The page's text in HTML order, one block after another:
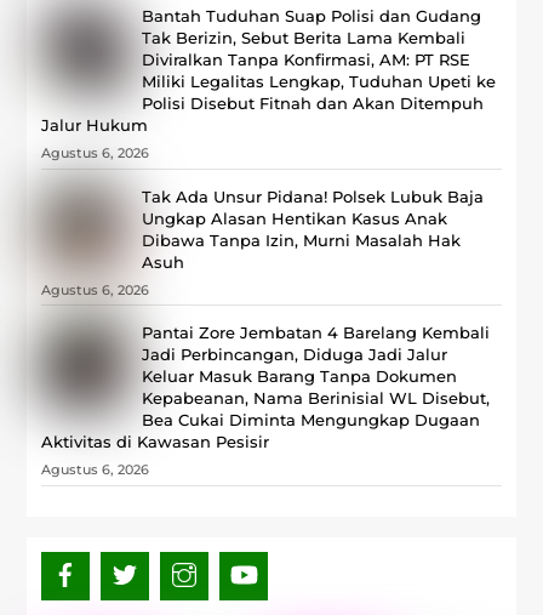
Bantah Tuduhan Suap Polisi dan Gudang
Tak Berizin, Sebut Berita Lama Kembali
Diviralkan Tanpa Konfirmasi, ‎AM: PT RSE
Miliki Legalitas Lengkap, Tuduhan Upeti ke
Polisi Disebut Fitnah dan Akan Ditempuh
Jalur Hukum
Agustus 6, 2026
Tak Ada Unsur Pidana! Polsek Lubuk Baja
Ungkap Alasan Hentikan Kasus Anak
Dibawa Tanpa Izin, Murni Masalah Hak
Asuh
Agustus 6, 2026
Pantai Zore Jembatan 4 Barelang Kembali
Jadi Perbincangan, Diduga Jadi Jalur
Keluar Masuk Barang Tanpa Dokumen
Kepabeanan, Nama Berinisial WL Disebut,
Bea Cukai Diminta Mengungkap Dugaan
Aktivitas di Kawasan Pesisir
Agustus 6, 2026